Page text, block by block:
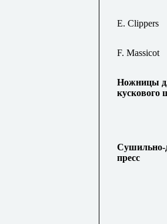
E. Clippers
F. Massicot
Ножницы
кускового
Сушильно-
пресс